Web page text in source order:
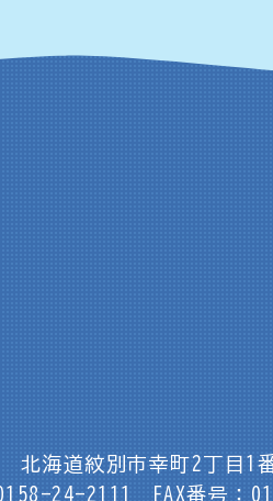
北海道紋別市幸町2丁目1
24-2111
FAX番号：